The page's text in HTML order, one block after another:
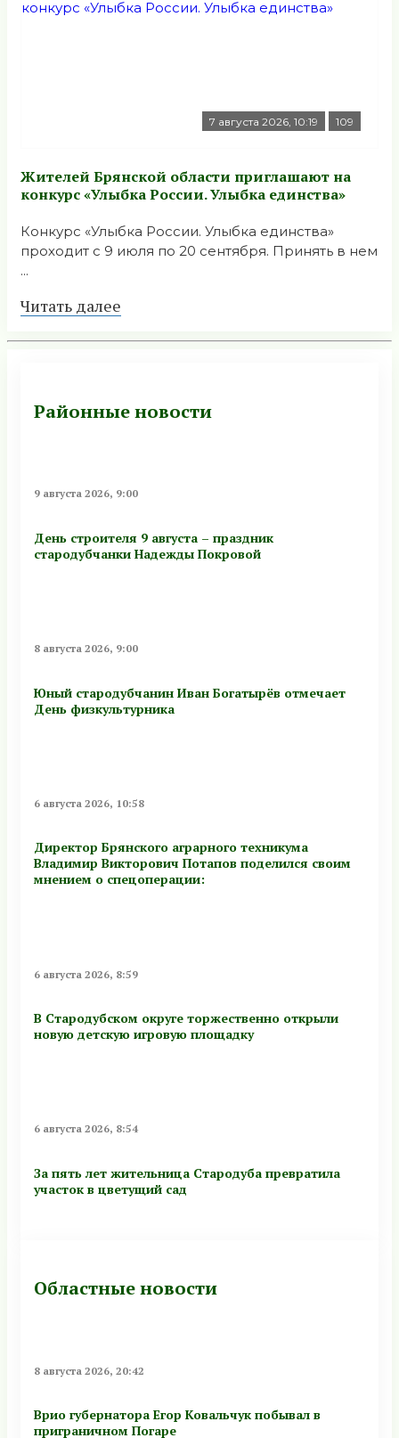
7 августа 2026, 10:19 109
Жителей Брянской области приглашают на
конкурс «Улыбка России. Улыбка единства»
Конкурс «Улыбка России. Улыбка единства»
проходит с 9 июля по 20 сентября. Принять в нем
...
Читать далее
Районные новости
9 августа 2026, 9:00
День строителя 9 августа – праздник
стародубчанки Надежды Покровой
8 августа 2026, 9:00
Юный стародубчанин Иван Богатырёв отмечает
День физкультурника
6 августа 2026, 10:58
Директор Брянского аграрного техникума
Владимир Викторович Потапов поделился своим
мнением о спецоперации:
6 августа 2026, 8:59
В Стародубском округе торжественно открыли
новую детскую игровую площадку
6 августа 2026, 8:54
За пять лет жительница Стародуба превратила
участок в цветущий сад
Областные новости
8 августа 2026, 20:42
Врио губернатора Егор Ковальчук побывал в
приграничном Погаре